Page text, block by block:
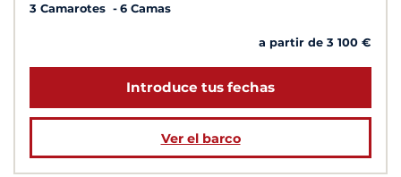
3 Camarotes
6 Camas
a partir de 3 100 €
Introduce tus fechas
Ver el barco